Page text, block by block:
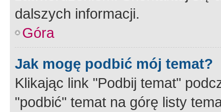
dalszych informacji.
Góra
Jak mogę podbić mój temat?
Klikając link "Podbij temat"
"podbić" temat na górę listy